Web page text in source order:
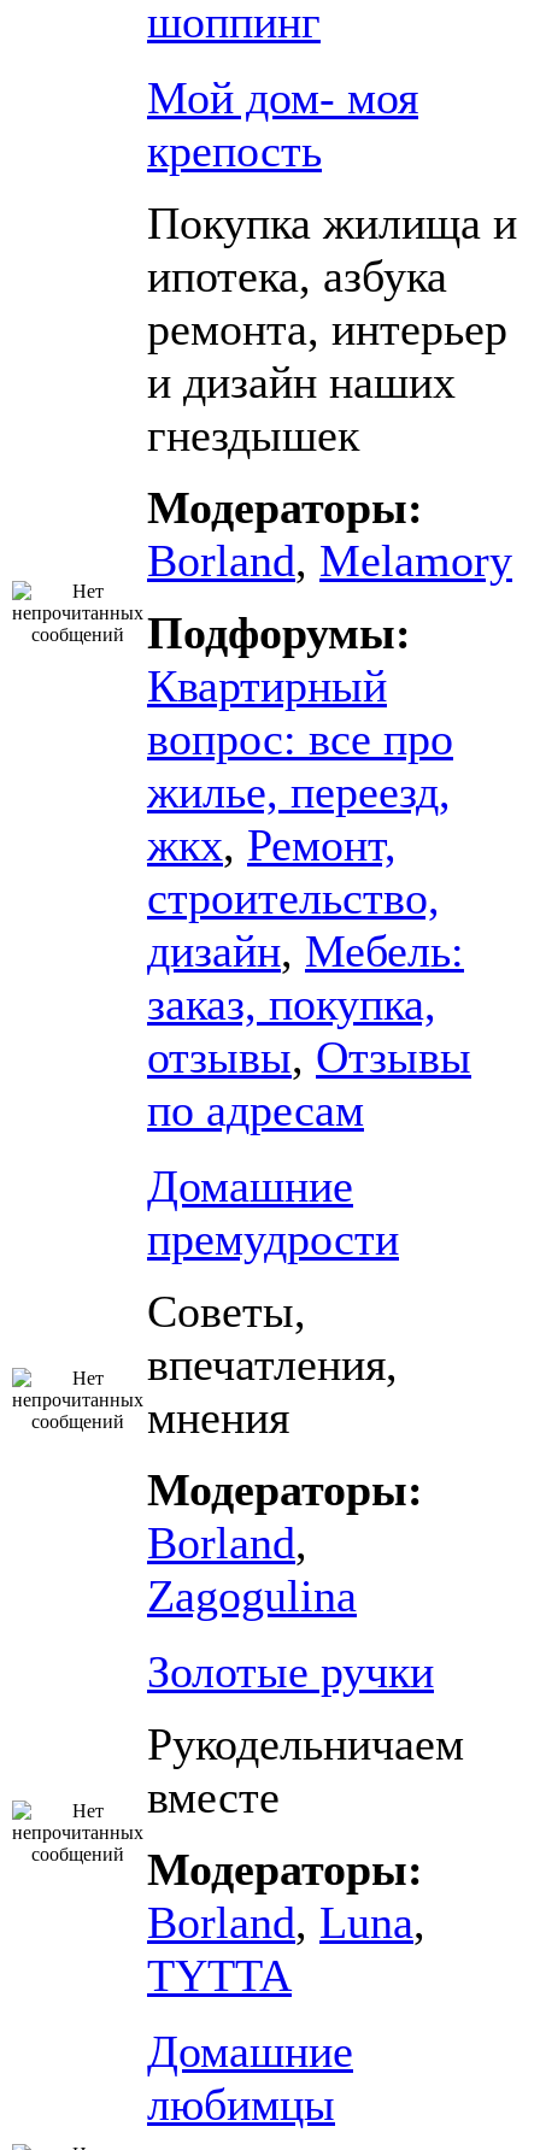
шоппинг
Мой дом- моя
крепость
Покупка жилища и
ипотека, азбука
ремонта, интерьер
и дизайн наших
гнездышек
Модераторы:
Borland, Melamory
Подфорумы:
Квартирный
вопрос: все про
жилье, переезд,
жкх, Ремонт,
строительство,
дизайн, Мебель:
заказ, покупка,
отзывы, Отзывы
по адресам
Домашние
премудрости
Советы,
впечатления,
мнения
Модераторы:
Borland,
Zagogulina
Золотые ручки
Рукодельничаем
вместе
Модераторы:
Borland, Luna,
TYTTA
Домашние
любимцы